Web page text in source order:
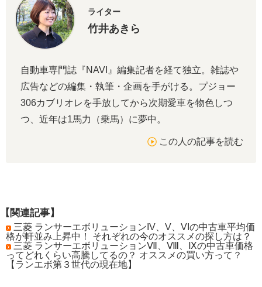
ライター
竹井あきら
自動車専門誌『NAVI』編集記者を経て独立。雑誌や
広告などの編集・執筆・企画を手がける。プジョー
306カブリオレを手放してから次期愛車を物色しつ
つ、近年は1馬力（乗馬）に夢中。
この人の記事を読む
【関連記事】
三菱 ランサーエボリューションIV、V、VIの中古車平均価
格が軒並み上昇中！ それぞれの今のオススメの探し方は？
三菱 ランサーエボリューションⅦ、Ⅷ、Ⅸの中古車価格
ってどれくらい高騰してるの？ オススメの買い方って？
【ランエボ第３世代の現在地】